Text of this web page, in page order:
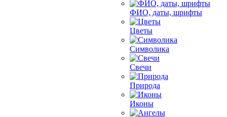
ФИО, даты, шрифты
Цветы
Символика
Свечи
Природа
Иконы